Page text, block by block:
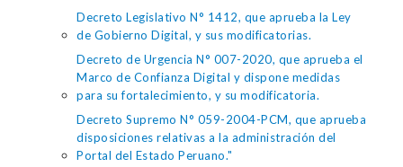
Decreto Legislativo N° 1412, que aprueba la Ley
de Gobierno Digital, y sus modificatorias.
Decreto de Urgencia N° 007-2020, que aprueba el
Marco de Confianza Digital y dispone medidas
para su fortalecimiento, y su modificatoria.
Decreto Supremo N° 059-2004-PCM, que aprueba
disposiciones relativas a la administración del
Portal del Estado Peruano."